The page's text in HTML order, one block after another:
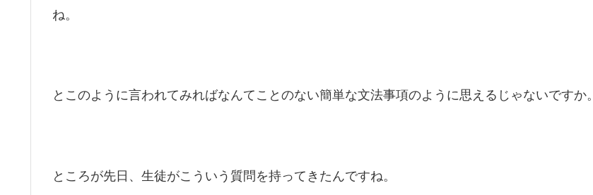
ね。
とこのように言われてみればなんてことのない簡単な文法事項のように思えるじゃないですか。
ところが先日、生徒がこういう質問を持ってきたんですね。